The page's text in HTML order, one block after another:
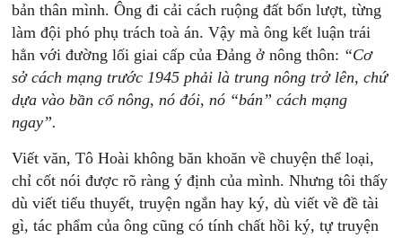
bản thân mình. Ông đi cải cách ruộng đất bốn lượt, từng
làm đội phó phụ trách toà án. Vậy mà ông kết luận trái
hẳn với đường lối giai cấp của Đảng ở nông thôn: “Cơ
sở cách mạng trước 1945 phải là trung nông trở lên, chứ
dựa vào bần cố nông, nó đói, nó “bán” cách mạng
ngay”.
Viết văn, Tô Hoài không băn khoăn về chuyện thể loại,
chỉ cốt nói được rõ ràng ý định của mình. Nhưng tôi thấy
dù viết tiểu thuyết, truyện ngắn hay ký, dù viết về đề tài
gì, tác phẩm của ông cũng có tính chất hồi ký, tự truyện